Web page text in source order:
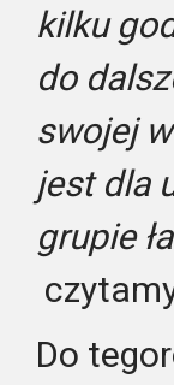
kilku
do
swojej
jest dla
grupie
Do